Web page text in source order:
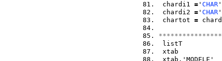
chardi1 = ' CHAR
chardi2 = ' CHAR
chartot =
****************